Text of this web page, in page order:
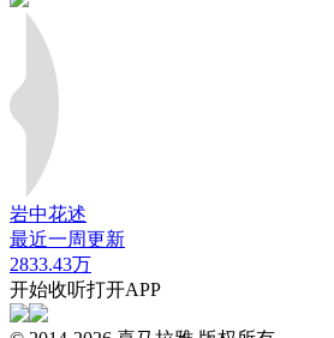
岩中花述
最近一周更新
2833.43万
开始收听打开APP